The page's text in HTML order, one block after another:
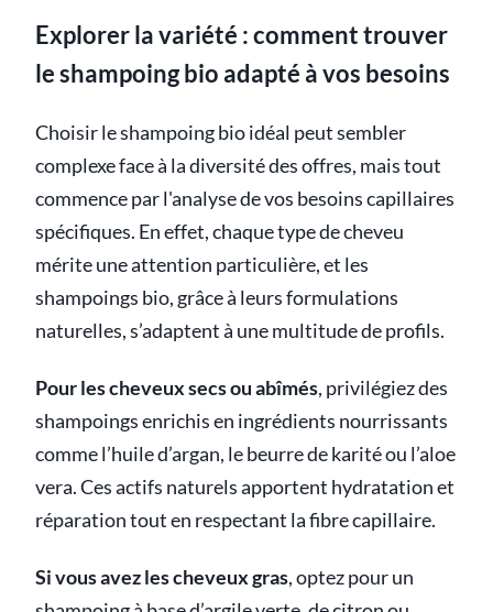
Explorer la variété : comment trouver
le shampoing bio adapté à vos besoins
Choisir le shampoing bio idéal peut sembler
complexe face à la diversité des offres, mais tout
commence par l'analyse de vos besoins capillaires
spécifiques. En effet, chaque type de cheveu
mérite une attention particulière, et les
shampoings bio, grâce à leurs formulations
naturelles, s’adaptent à une multitude de profils.
Pour les cheveux secs ou abîmés, privilégiez des
shampoings enrichis en ingrédients nourrissants
comme l’huile d’argan, le beurre de karité ou l’aloe
vera. Ces actifs naturels apportent hydratation et
réparation tout en respectant la fibre capillaire.
Si vous avez les cheveux gras, optez pour un